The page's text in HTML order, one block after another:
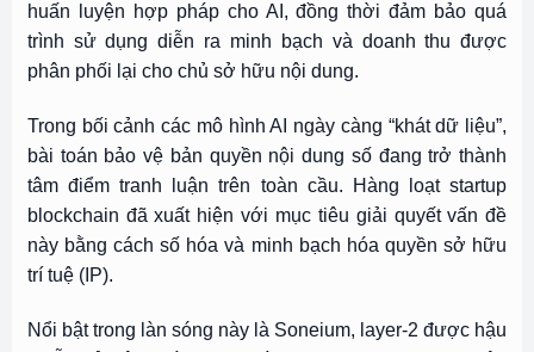
huấn luyện hợp pháp cho AI, đồng thời đảm bảo quá
trình sử dụng diễn ra minh bạch và doanh thu được
phân phối lại cho chủ sở hữu nội dung.
Trong bối cảnh các mô hình AI ngày càng “khát dữ liệu”,
bài toán bảo vệ bản quyền nội dung số đang trở thành
tâm điểm tranh luận trên toàn cầu. Hàng loạt startup
blockchain đã xuất hiện với mục tiêu giải quyết vấn đề
này bằng cách số hóa và minh bạch hóa quyền sở hữu
trí tuệ (IP).
Nổi bật trong làn sóng này là Soneium, layer-2 được hậu